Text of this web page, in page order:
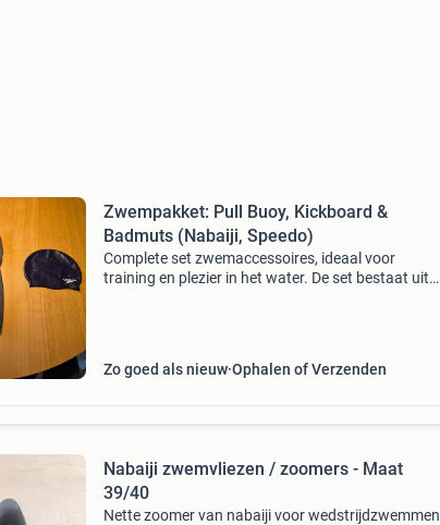
Zwempakket: Pull Buoy, Kickboard &
Badmuts (Nabaiji, Speedo)
Complete set zwemaccessoires, ideaal voor
training en plezier in het water. De set bestaat uit
Zo goed als nieuw Ophalen of Verzenden
Nabaiji zwemvliezen / zoomers - Maat
39/40
Nette zoomer van nabaiji voor wedstrijdzwemmen